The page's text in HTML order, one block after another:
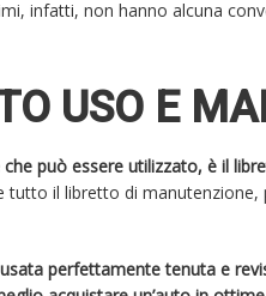
infatti, non hanno alcuna
USO E
può essere utilizzato, è il
tutto il libretto di
usata perfettamente tenuta e